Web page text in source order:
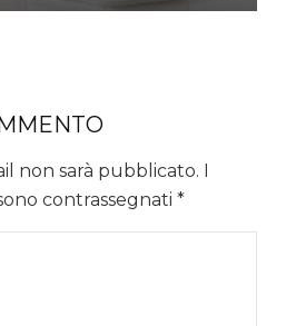
non sarà pubblicato. I
contrassegnati *